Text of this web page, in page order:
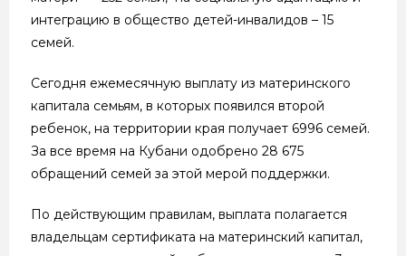
интеграцию в общество детей-инвалидов – 15
семей.
Сегодня ежемесячную выплату из материнского
капитала семьям, в которых появился второй
ребенок, на территории края получает 6996 семей.
За все время на Кубани одобрено 28 675
обращений семей за этой мерой поддержки.
По действующим правилам, выплата полагается
владельцам сертификата на материнский капитал,